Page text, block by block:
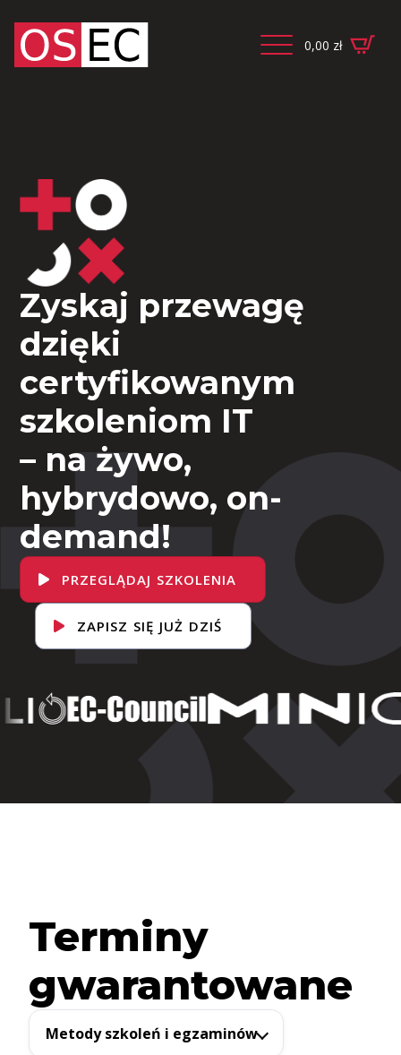
0,00 zł
Zyskaj przewagę
dzięki
certyfikowanym
szkoleniom IT
– na żywo,
hybrydowo, on-
demand!
PRZEGLĄDAJ SZKOLENIA
ZAPISZ SIĘ JUŻ DZIŚ
Terminy
gwarantowane
Metody szkoleń i egzaminów